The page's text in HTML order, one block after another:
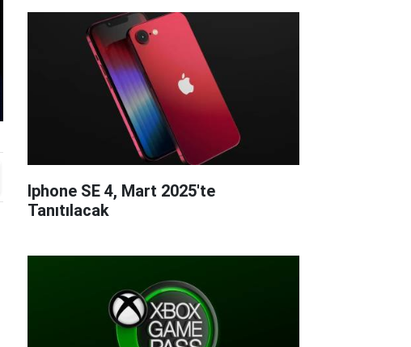
Iphone SE 4, Mart 2025'te
Tanıtılacak